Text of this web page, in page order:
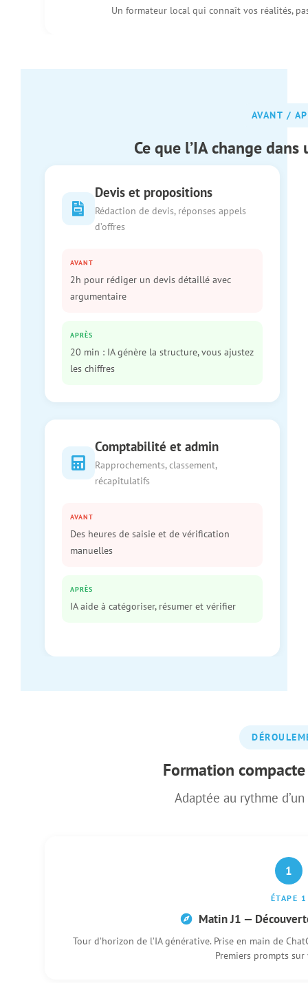
Un formateur local qui connaît vos réalités,
AVANT /
Ce que l’IA change
Devis et propositions
Rédaction de devis, réponses appels
d’offres
AVANT
2h pour rédiger un devis détaillé avec
argumentaire
APRÈS
20 min : IA génère la structure, vous ajustez
les chiffres
Comptabilité et admin
Rapprochements, classement,
récapitulatifs
AVANT
Des heures de saisie et de vérification
manuelles
APRÈS
IA aide à catégoriser, résumer et vérifier
Formation
Adaptée au rythme
1
ÉTAPE 1
Matin J1 —
Tour d’horizon de l’IA générative. Prise en main de
Premiers prompts sur